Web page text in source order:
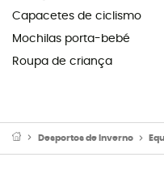
Capacetes de ciclismo
Mochilas porta-bebé
Roupa de criança
Desportos de Inverno